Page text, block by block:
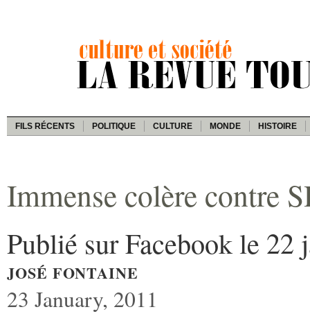
FILS RÉCENTS POLITIQUE CULTURE MONDE HISTOIRE
Immense colère contre
Publié sur Facebook le 22
JOSÉ FONTAINE
23 January, 2011